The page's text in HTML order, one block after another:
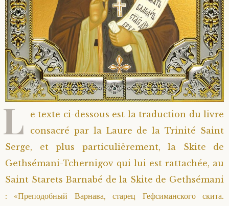
Saint Sophrony l’Athonite
Sainte Xenia
Sainte Matrone de Moscou
Staritsa Marie Makovkine
Natalia de Vyritsa
Staritsa Anastasia
Archimandrite Lazare (Abachidzé)
Geronda Arsenios le Spiléote
Gerondissa Makrina (Vassopoulou)
Archimandrite Nathanaël (Pospelov)
Père Héliodore
L
e texte ci-dessous est la traduction du livre
consacré par la Laure de la Trinité Saint
Serge, et plus particulièrement, la Skite de
Gethsémani-Tchernigov qui lui est rattachée, au
Saint Starets Barnabé de la Skite de Gethsémani
: «Преподобный Варнава, старец Гефсиманского скита.